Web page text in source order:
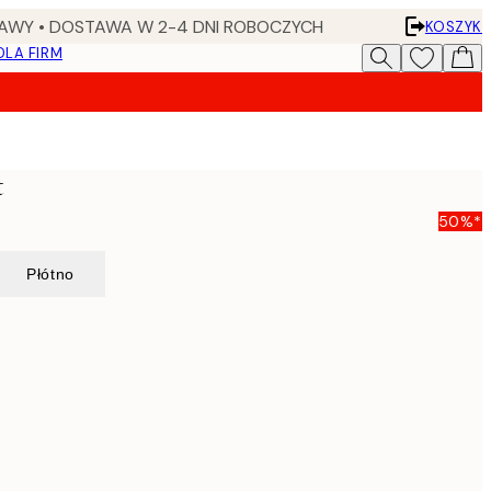
• DOSTAWA W 2-4 DNI ROBOCZYCH
KOSZYK
FIRM
50%*
Płótno